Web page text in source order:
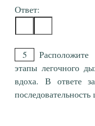
Ответ:
5
этапы легочного
вдоха. В ответе